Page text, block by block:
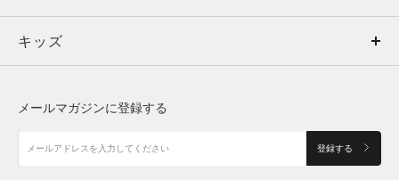
キッズ
アクセサリー
ボトムス
アクセサリー
トップス
シューズ
キッズ
メールマガジンに登録する
登録する